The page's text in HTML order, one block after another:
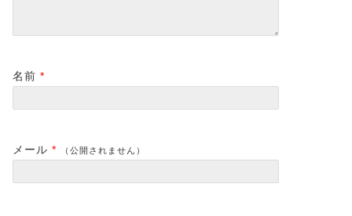
名前 *
メール * （公開されません）